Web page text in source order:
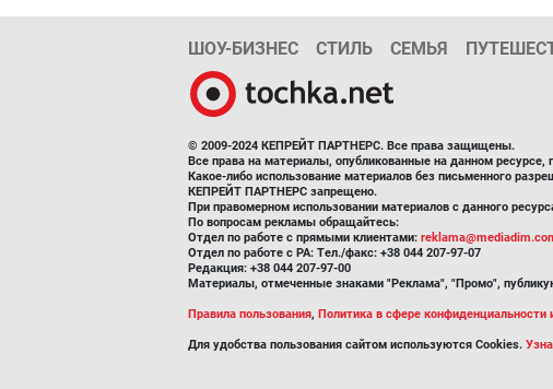
ШОУ-БИЗНЕС СТИЛЬ СЕМЬЯ
© 2009-2024 КЕПРЕЙТ ПАРТНЕРС. Все права защищены.
Все права на материалы, опубликованные на данном
Какое-либо использование материалов без письменного
КЕПРЕЙТ ПАРТНЕРС запрещено.
При правомерном использовании материалов с данного
По вопросам рекламы обращайтесь:
Отдел по работе с прямыми клиентами:
Отдел по работе с РА: Тел./факс: +38 044 207-97-07
Редакция: +38 044 207-97-00
Материалы, отмеченные знаками "Реклама", "Промо",
Правила пользования, Политика в сфере
Для удобства пользования сайтом используются Cookies.